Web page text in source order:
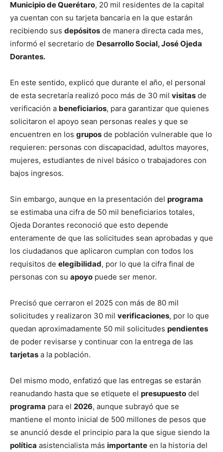
Municipio de Querétaro, 20 mil residentes de la capital
ya cuentan con su tarjeta bancaria en la que estarán
recibiendo sus depósitos de manera directa cada mes,
informó el secretario de Desarrollo Social, José Ojeda
Dorantes.
En este sentido, explicó que durante el año, el personal
de esta secretaría realizó poco más de 30 mil visitas de
verificación a beneficiarios, para garantizar que quienes
solicitaron el apoyo sean personas reales y que se
encuentren en los grupos de población vulnerable que lo
requieren: personas con discapacidad, adultos mayores,
mujeres, estudiantes de nivel básico o trabajadores con
bajos ingresos.
Sin embargo, aunque en la presentación del programa
se estimaba una cifra de 50 mil beneficiarios totales,
Ojeda Dorantes reconoció que esto depende
enteramente de que las solicitudes sean aprobadas y que
los ciudadanos que aplicaron cumplan con todos los
requisitos de elegibilidad, por lo que la cifra final de
personas con su apoyo puede ser menor.
Precisó que cerraron el 2025 con más de 80 mil
solicitudes y realizaron 30 mil verificaciones, por lo que
quedan aproximadamente 50 mil solicitudes pendientes
de poder revisarse y continuar con la entrega de las
tarjetas a la población.
Del mismo modo, enfatizó que las entregas se estarán
reanudando hasta que se etiquete el presupuesto del
programa para el 2026, aunque subrayó que se
mantiene el monto inicial de 500 millones de pesos que
se anunció desde el principio para la que sigue siendo la
política asistencialista más importante en la historia del